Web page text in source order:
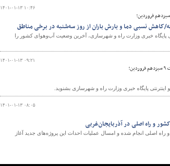
۱۴۰۱-۰۱-۱۳ ۱۰:۴۶
فروردین؛
کاهش نسبی دما و بارش باران از روز سه‌شنبه در برخی مناطق
پایگاه خبری وزارت راه‌ و شهرسازی، آخرین وضعیت آب‌و‌هوای کشور را
۱۴۰۱-۰۱-۱۳ ۰۹:۲۱
پایگاه خبری وزارت راه و شهرسازی بشنوید.
۱۴۰۱-۰۱-۱۳ ۰۸:۰۵
کشور و راه اصلی انجام شده و امسال عملیات احداث این پروژه‌های جدید آغاز